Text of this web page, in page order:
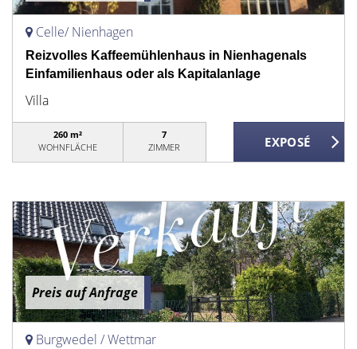
Celle/ Nienhagen
Reizvolles Kaffeemühlenhaus in Nienhagenals
Einfamilienhaus oder als Kapitalanlage
Villa
260 m²
WOHNFLÄCHE
7
ZIMMER
Preis auf Anfrage
Burgwedel / Wettmar